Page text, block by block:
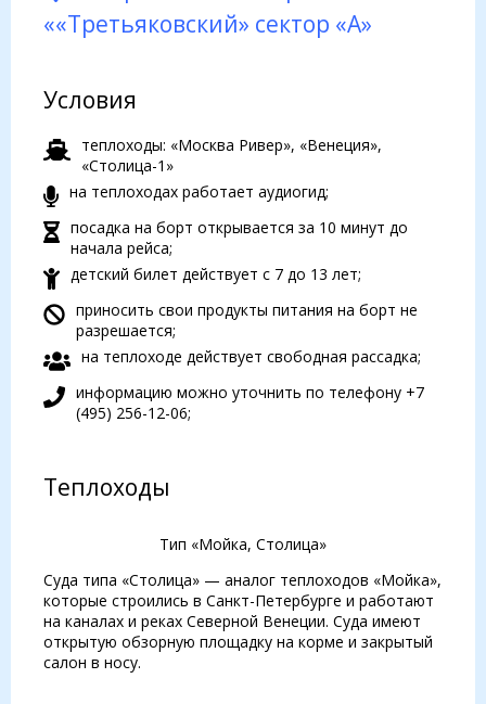
««Третьяковский» сектор «A»
Условия
теплоходы: «Москва Ривер», «Венеция»,
«Столица-1»
на теплоходах работает аудиогид;
посадка на борт открывается за 10 минут до
начала рейса;
детский билет действует с 7 до 13 лет;
приносить свои продукты питания на борт не
разрешается;
на теплоходе действует свободная рассадка;
информацию можно уточнить по телефону +7
(495) 256-12-06;
Теплоходы
Тип «Мойка, Столица»
Суда типа «Столица» — аналог теплоходов «Мойка»,
которые строились в Санкт-Петербурге и работают
на каналах и реках Северной Венеции. Суда имеют
открытую обзорную площадку на корме и закрытый
салон в носу.